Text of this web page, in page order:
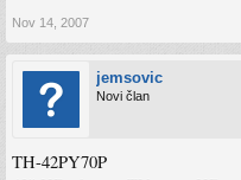
Nov 14, 2007
jemsovic
Novi član
TH-42PY70P